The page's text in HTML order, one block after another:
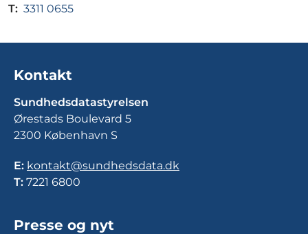
T: 3311 0655
Kontakt
Sundhedsdatastyrelsen
Ørestads Boulevard 5
2300 København S
E: kontakt@sundhedsdata.dk
T: 7221 6800
Presse og nyt